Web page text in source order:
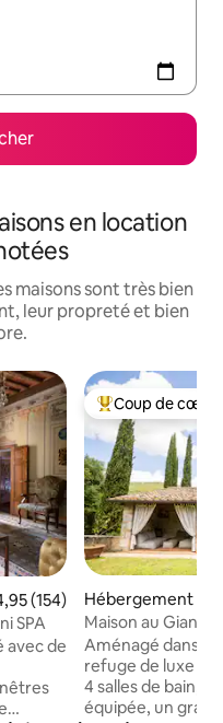
en location
maisons sont très bien
leur propreté et bien
appréciés
moyenne sur la
(154)
SPA
avec de
Coups de cœur
Coup de cœur
Hébergement ⋅
Maison au Gianni
Aménagé dans
refuge de luxe
4 salles de bain,
équipée, un